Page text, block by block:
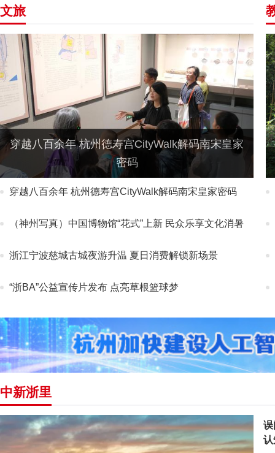
文旅
穿越八百余年 杭州德寿宫CityWalk解码南宋皇家
密码
穿越八百余年 杭州德寿宫CityWalk解码南宋皇家密码
（神州写真）中国博物馆“花式”上新 民众乐享文化消暑
浙江宁波慈城古城夜游升温 夏日消费解锁新场景
“浙BA”公益宣传片发布 点亮草根篮球梦
中新浙里
认